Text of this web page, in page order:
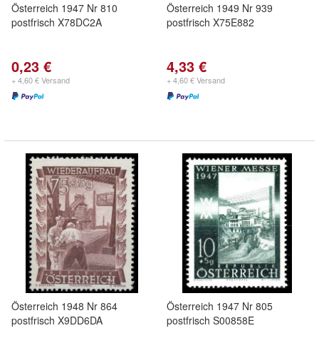
Österreich 1947 Nr 810
postfrisch X78DC2A
0,23 €
+ 4,60 € Versand
Österreich 1949 Nr 939
postfrisch X75E882
4,33 €
+ 4,60 € Versand
Österreich 1948 Nr 864
postfrisch X9DD6DA
Österreich 1947 Nr 805
postfrisch S00858E